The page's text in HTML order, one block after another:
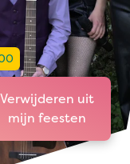
Verwijderen uit
mijn feesten